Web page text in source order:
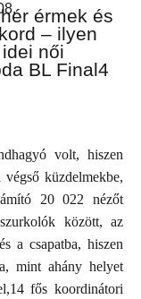
érmek és
– ilyen
női
BL Final4
volt, hiszen
küzdelmekbe,
20 022 nézőt
között, az
a csapatba, hiszen
mint ahány helyet
fős koordinátori